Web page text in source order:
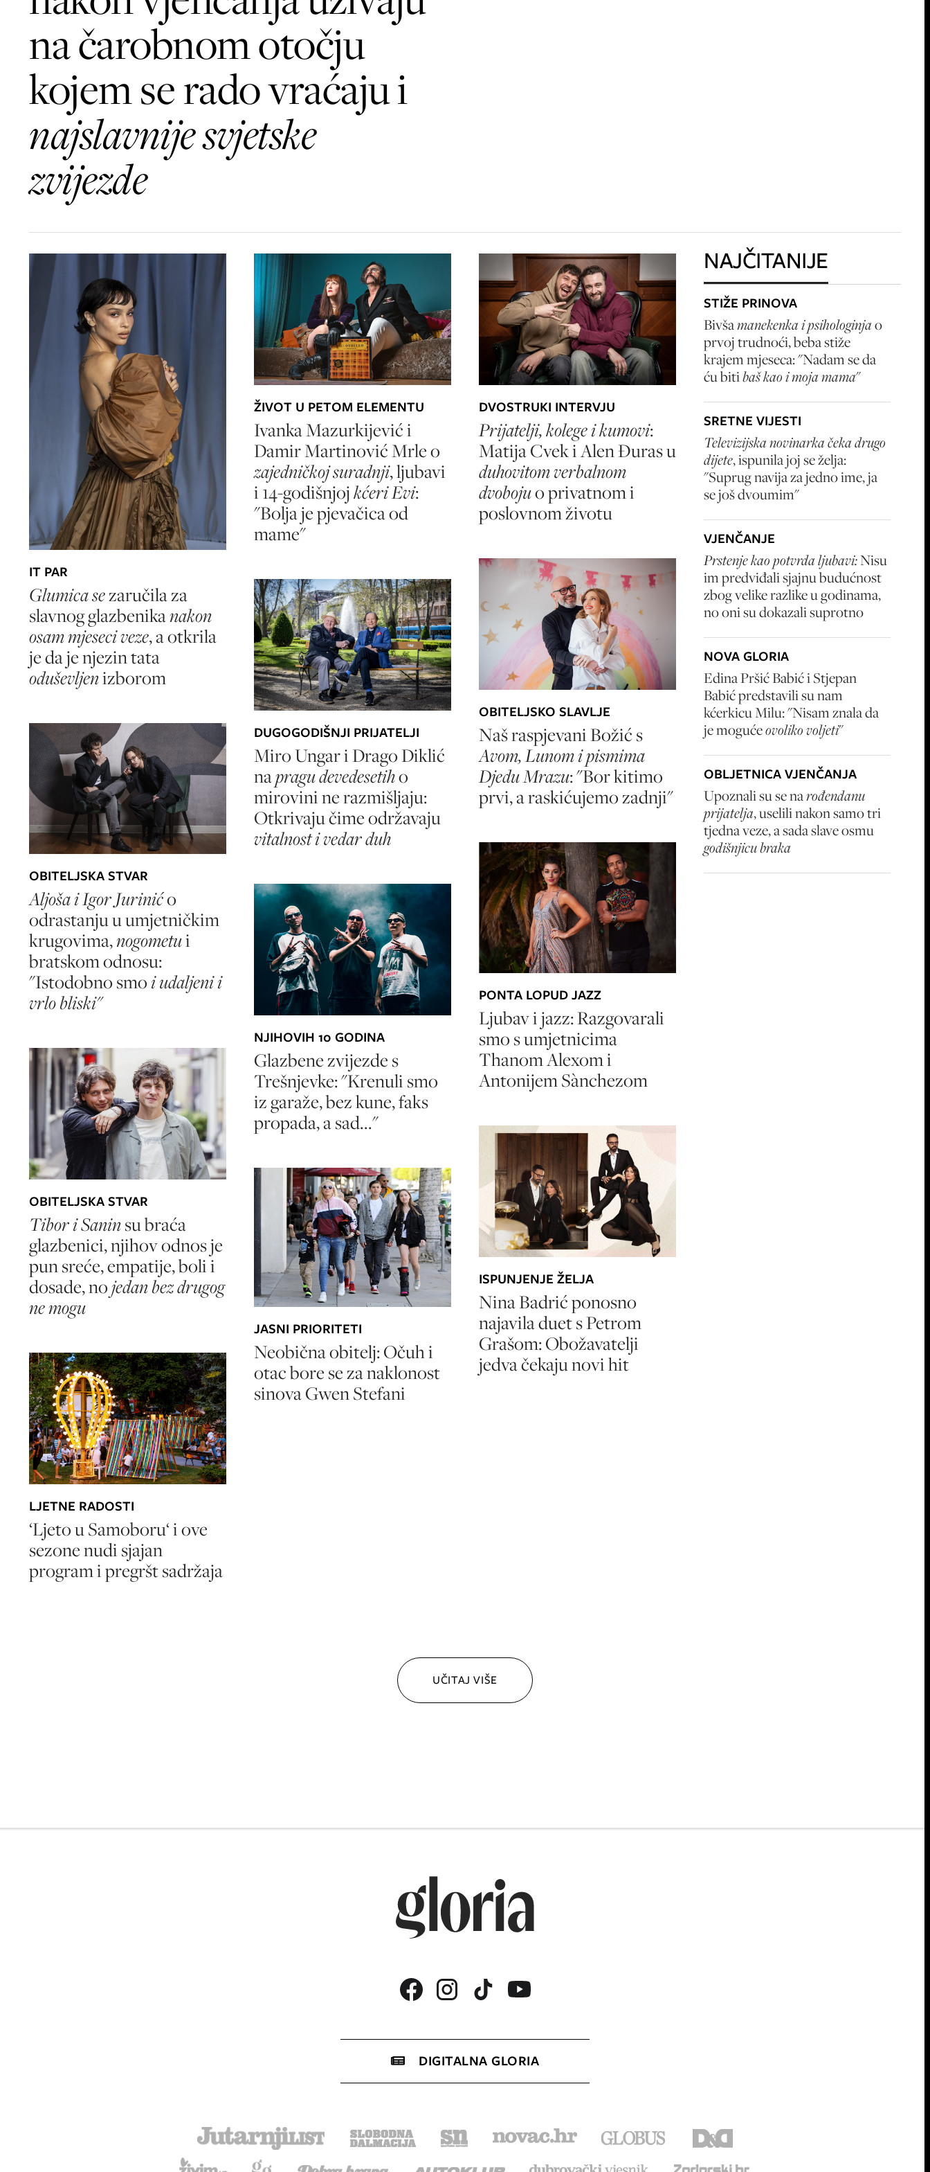
na čarobnom otočju
kojem se rado vraćaju i
najslavnije svjetske
zvijezde
IT PAR
Glumica sezaručila za
slavnog glazbenikanakon
osam mjeseci veze, a otkrila
je da je njezin tata
oduševljenizborom
OBITELJSKA STVAR
Aljoša i Igor Jurinićo
odrastanju u umjetničkim
krugovima,nogometui
bratskom odnosu:
"Istodobno smoi udaljeni i
vrlo bliski"
OBITELJSKA STVAR
Tibor i Saninsu braća
glazbenici, njihov odnos je
pun sreće, empatije, boli i
dosade, nojedan bez drugog
ne mogu
LJETNE RADOSTI
‘Ljeto u Samoboru‘ i ove
sezone nudi sjajan
program i pregršt sadržaja
ŽIVOT U PETOM ELEMENTU
Ivanka Mazurkijević i
Damir Martinović Mrle o
zajedničkoj suradnji, ljubavi
i 14-godišnjojkćeri Evi:
"Bolja je pjevačica od
mame"
DUGOGODIŠNJI PRIJATELJI
Miro Ungar i Drago Diklić
napragu devedesetiho
mirovini ne razmišljaju:
Otkrivaju čime održavaju
vitalnost i vedar duh
NJIHOVIH 10 GODINA
Glazbene zvijezde s
Trešnjevke: "Krenuli smo
iz garaže, bez kune, faks
propada, a sad..."
JASNI PRIORITETI
Neobična obitelj: Očuh i
otac bore se za naklonost
sinova Gwen Stefani
DVOSTRUKI INTERVJU
Prijatelji, kolege i kumovi:
Matija Cvek i Alen Đuras u
duhovitom verbalnom
dvobojuo privatnom i
poslovnom životu
OBITELJSKO SLAVLJE
Naš raspjevani Božić s
Avom, Lunom i pismima
Djedu Mrazu: "Bor kitimo
prvi, a raskićujemo zadnji"
PONTA LOPUD JAZZ
Ljubav i jazz: Razgovarali
smo s umjetnicima
Thanom Alexom i
Antonijem Sànchezom
ISPUNJENJE ŽELJA
Nina Badrić ponosno
najavila duet s Petrom
Grašom: Obožavatelji
jedva čekaju novi hit
NAJČITANIJE
STIŽE PRINOVA
Bivšamanekenka i psihologinjao
prvoj trudnoći, beba stiže
krajem mjeseca: "Nadam se da
ću bitibaš kao i moja mama"
SRETNE VIJESTI
Televizijska novinarka čeka drugo
dijete, ispunila joj se želja:
"Suprug navija za jedno ime, ja
se još dvoumim"
VJENČANJE
Prstenje kao potvrda ljubavi:Nisu
im predviđali sjajnu budućnost
zbog velike razlike u godinama,
no oni su dokazali suprotno
NOVA GLORIA
Edina Pršić Babić i Stjepan
Babić predstavili su nam
kćerkicu Milu: "Nisam znala da
je mogućeovoliko voljeti"
OBLJETNICA VJENČANJA
Upoznali su se narođendanu
prijatelja, uselili nakon samo tri
tjedna veze, a sada slave osmu
godišnjicu braka
UČITAJ VIŠE
DIGITALNA GLORIA